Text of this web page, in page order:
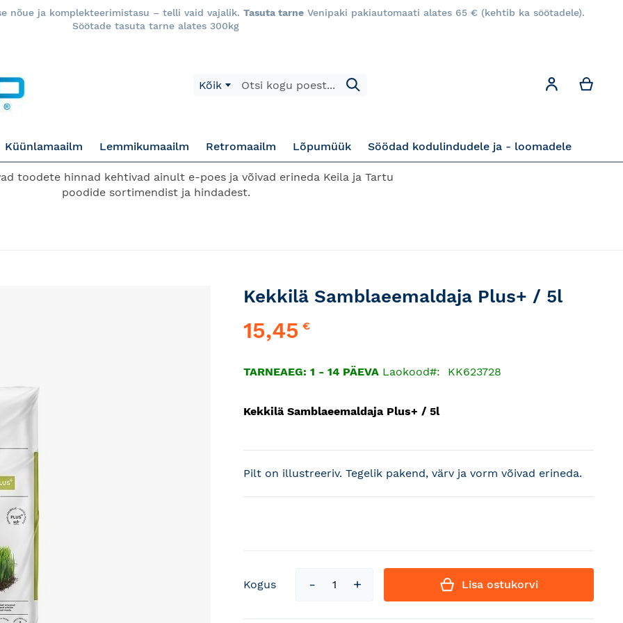
nõue ja komplekteerimistasu – telli vaid vajalik. Tasuta tarne Venipaki pakiautomaati alates 65 € (kehtib ka söötadele).
Söötade tasuta tarne alates 300kg
Kõik
Otsi
Otsi
Minu konto
Küünlamaailm Lemmikumaailm Retromaailm Lõpumüük Söödad kodulindudele ja - loomadele
toodete hinnad kehtivad ainult e-poes ja võivad erineda Keila ja Tartu
poodide sortimendist ja hindadest.
Kekkilä Samblaeemaldaja Plus+ / 5l
15,45€
TARNEAEG: 1 - 14 PÄEVA Laokood KK623728
Kekkilä Samblaeemaldaja Plus+ / 5l
Pilt on illustreeriv. Tegelik pakend, värv ja vorm võivad erineda.
Kogus Lisa ostukorvi